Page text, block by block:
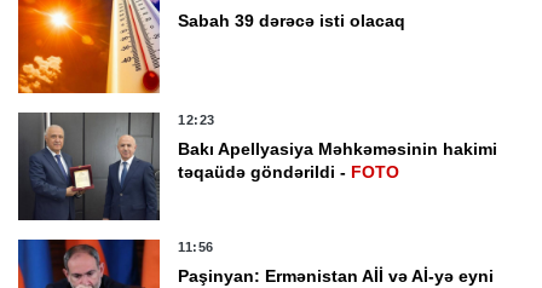
Sabah 39 dərəcə isti olacaq
12:23
Bakı Apellyasiya Məhkəməsinin hakimi
təqaüdə göndərildi - FOTO
11:56
Paşinyan: Ermənistan Aİİ və Aİ-yə eyni